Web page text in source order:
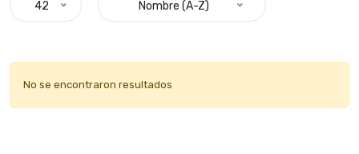
42 Nombre (A-Z)
No se encontraron resultados